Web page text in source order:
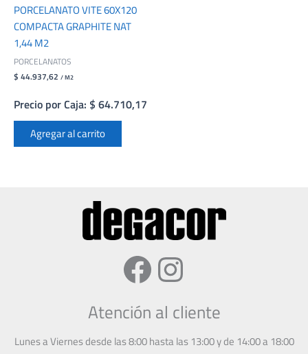
PORCELANATO VITE 60X120
COMPACTA GRAPHITE NAT
1,44 M2
PORCELANATOS
$ 44.937,62 / M2
Precio por Caja: $ 64.710,17
Agregar al carrito
Facebook
Instagram
Atención al cliente
Lunes a Viernes desde las 8:00 hasta las 13:00 y de 14:00 a 18:00